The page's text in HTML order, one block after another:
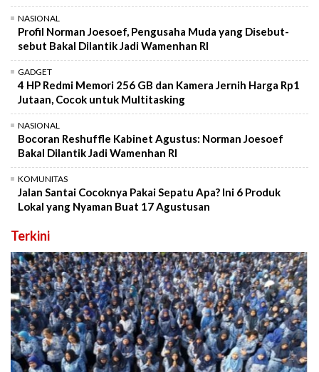
NASIONAL
Profil Norman Joesoef, Pengusaha Muda yang Disebut-
sebut Bakal Dilantik Jadi Wamenhan RI
GADGET
4 HP Redmi Memori 256 GB dan Kamera Jernih Harga Rp1
Jutaan, Cocok untuk Multitasking
NASIONAL
Bocoran Reshuffle Kabinet Agustus: Norman Joesoef
Bakal Dilantik Jadi Wamenhan RI
KOMUNITAS
Jalan Santai Cocoknya Pakai Sepatu Apa? Ini 6 Produk
Lokal yang Nyaman Buat 17 Agustusan
Terkini